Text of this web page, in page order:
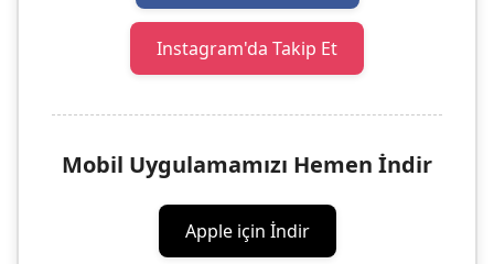
Instagram'da Takip Et
Mobil Uygulamamızı Hemen İndir
Apple için İndir